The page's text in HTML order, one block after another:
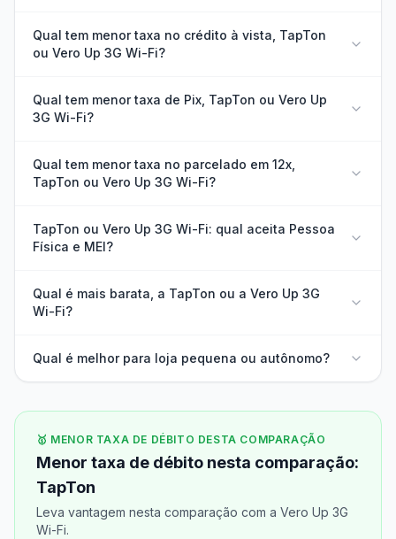
Qual tem menor taxa no crédito à vista, TapTon
ou Vero Up 3G Wi-Fi?
Qual tem menor taxa de Pix, TapTon ou Vero Up
3G Wi-Fi?
Qual tem menor taxa no parcelado em 12x,
TapTon ou Vero Up 3G Wi-Fi?
TapTon ou Vero Up 3G Wi-Fi: qual aceita Pessoa
Física e MEI?
Qual é mais barata, a TapTon ou a Vero Up 3G
Wi-Fi?
Qual é melhor para loja pequena ou autônomo?
🥇 MENOR TAXA DE DÉBITO DESTA COMPARAÇÃO
Menor taxa de débito nesta comparação:
TapTon
Leva vantagem nesta comparação com a Vero Up 3G
Wi-Fi.